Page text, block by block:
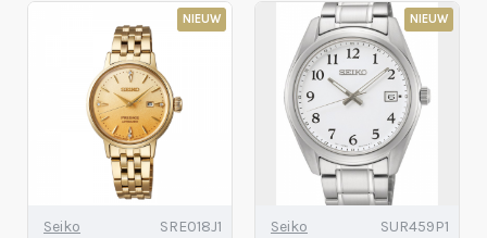
NIEUW
Seiko SRE018J1
NIEUW
Seiko SUR459P1